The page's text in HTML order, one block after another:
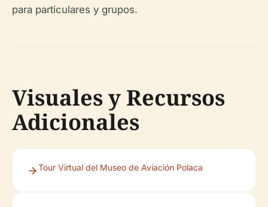
para particulares y grupos.
Visuales y Recursos
Adicionales
Tour Virtual del Museo de Aviación Polaca